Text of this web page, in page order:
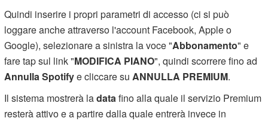
Quindi inserire i propri parametri di accesso (ci si può
loggare anche attraverso l'account Facebook, Apple o
Google), selezionare a sinistra la voce "Abbonamento" e
fare tap sul link "MODIFICA PIANO", quindi scorrere fino ad
Annulla Spotifye cliccare su ANNULLA PREMIUM.
Il sistema mostrerà ladata fino alla quale il servizio Premium
resterà attivo e a partire dalla quale entrerà invece in